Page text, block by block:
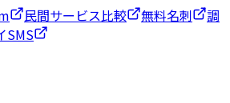
民間サービス比較 無料名刺
調
SMS